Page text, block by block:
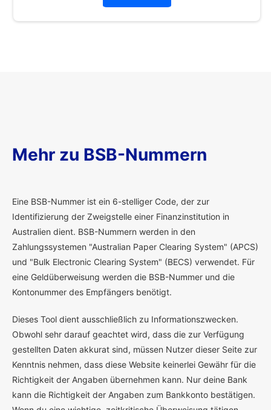
Mehr zu BSB-Nummern
Eine BSB-Nummer ist ein 6-stelliger Code, der zur
Identifizierung der Zweigstelle einer Finanzinstitution in
Australien dient. BSB-Nummern werden in den
Zahlungssystemen "Australian Paper Clearing System" (APCS)
und "Bulk Electronic Clearing System" (BECS) verwendet. Für
eine Geldüberweisung werden die BSB-Nummer und die
Kontonummer des Empfängers benötigt.
Dieses Tool dient ausschließlich zu Informationszwecken.
Obwohl sehr darauf geachtet wird, dass die zur Verfügung
gestellten Daten akkurat sind, müssen Nutzer dieser Seite zur
Kenntnis nehmen, dass diese Website keinerlei Gewähr für die
Richtigkeit der Angaben übernehmen kann. Nur deine Bank
kann die Richtigkeit der Angaben zum Bankkonto bestätigen.